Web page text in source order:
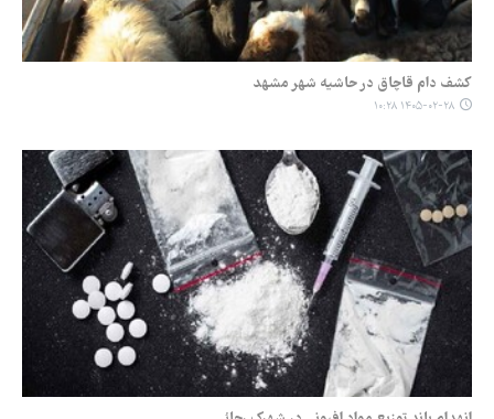
کشف دام قاچاق در حاشیه شهر مشهد
۱۴۰۵-۰۲-۲۸ ۱۰:۲۸